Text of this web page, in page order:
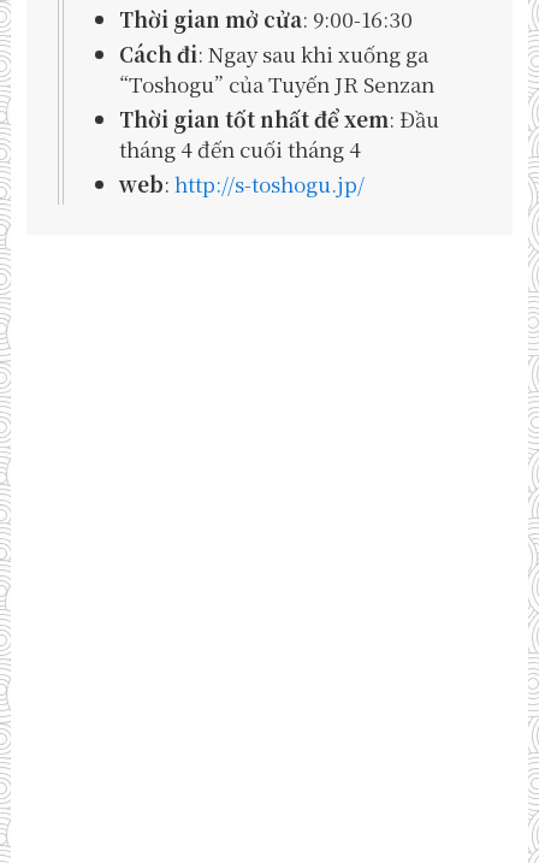
Thời gian mở cửa: 9:00-16:30
Cách đi: Ngay sau khi xuống ga
“Toshogu” của Tuyến JR Senzan
Thời gian tốt nhất để xem: Đầu
tháng 4 đến cuối tháng 4
web: http://s-toshogu.jp/